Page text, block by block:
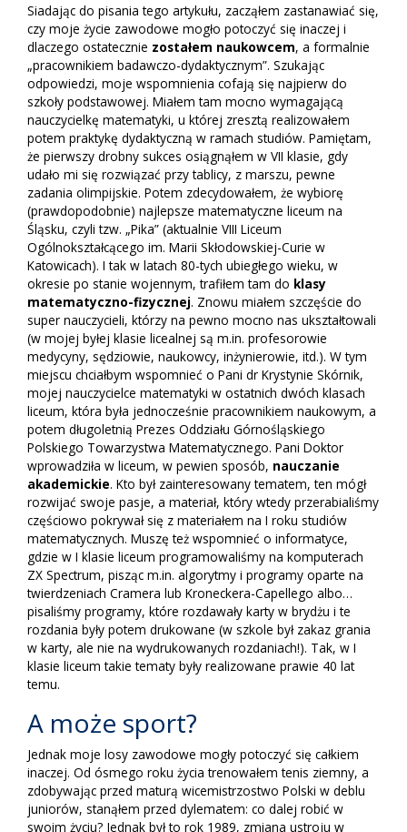
Siadając do pisania tego artykułu, zacząłem zastanawiać się,
czy moje życie zawodowe mogło potoczyć się inaczej i
dlaczego ostatecznie zostałem naukowcem, a formalnie
„pracownikiem badawczo-dydaktycznym”. Szukając
odpowiedzi, moje wspomnienia cofają się najpierw do
szkoły podstawowej. Miałem tam mocno wymagającą
nauczycielkę matematyki, u której zresztą realizowałem
potem praktykę dydaktyczną w ramach studiów. Pamiętam,
że pierwszy drobny sukces osiągnąłem w VII klasie, gdy
udało mi się rozwiązać przy tablicy, z marszu, pewne
zadania olimpijskie. Potem zdecydowałem, że wybiorę
(prawdopodobnie) najlepsze matematyczne liceum na
Śląsku, czyli tzw. „Pika” (aktualnie VIII Liceum
Ogólnokształcącego im. Marii Skłodowskiej-Curie w
Katowicach). I tak w latach 80-tych ubiegłego wieku, w
okresie po stanie wojennym, trafiłem tam do klasy
matematyczno-fizycznej. Znowu miałem szczęście do
super nauczycieli, którzy na pewno mocno nas ukształtowali
(w mojej byłej klasie licealnej są m.in. profesorowie
medycyny, sędziowie, naukowcy, inżynierowie, itd.). W tym
miejscu chciałbym wspomnieć o Pani dr Krystynie Skórnik,
mojej nauczycielce matematyki w ostatnich dwóch klasach
liceum, która była jednocześnie pracownikiem naukowym, a
potem długoletnią Prezes Oddziału Górnośląskiego
Polskiego Towarzystwa Matematycznego. Pani Doktor
wprowadziła w liceum, w pewien sposób, nauczanie
akademickie. Kto był zainteresowany tematem, ten mógł
rozwijać swoje pasje, a materiał, który wtedy przerabialiśmy
częściowo pokrywał się z materiałem na I roku studiów
matematycznych. Muszę też wspomnieć o informatyce,
gdzie w I klasie liceum programowaliśmy na komputerach
ZX Spectrum, pisząc m.in. algorytmy i programy oparte na
twierdzeniach Cramera lub Kroneckera-Capellego albo…
pisaliśmy programy, które rozdawały karty w brydżu i te
rozdania były potem drukowane (w szkole był zakaz grania
w karty, ale nie na wydrukowanych rozdaniach!). Tak, w I
klasie liceum takie tematy były realizowane prawie 40 lat
temu.
A może sport?
Jednak moje losy zawodowe mogły potoczyć się całkiem
inaczej. Od ósmego roku życia trenowałem tenis ziemny, a
zdobywając przed maturą wicemistrzostwo Polski w deblu
juniorów, stanąłem przed dylematem: co dalej robić w
swoim życiu? Jednak był to rok 1989, zmiana ustroju w